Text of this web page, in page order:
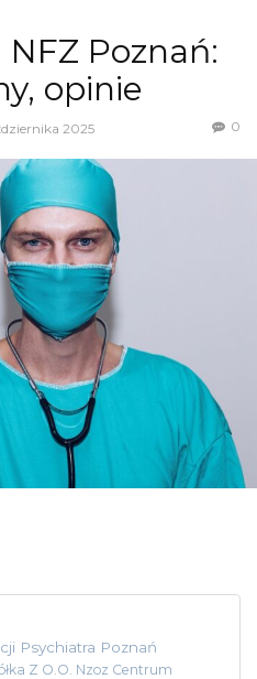
Poznań:
opinie
2025 0
Psychiatra Poznań
Z O.O. Nzoz Centrum